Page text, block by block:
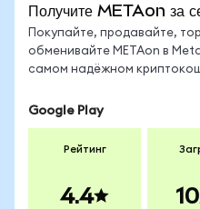
Получите METAon за
Покупайте, продавайте,
обменивайте METAon в
самом надёжном
Google Play
Рейтинг
4.4